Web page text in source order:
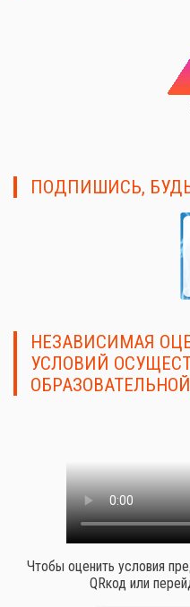
ПОДПИШИСЬ,
НЕЗАВИСИМАЯ
УСЛОВИЙ
Чтобы оценить условия
QRкод или